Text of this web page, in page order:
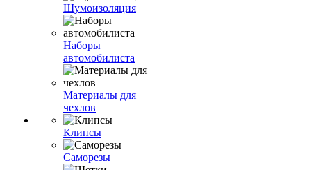
Шумоизоляция
Наборы
автомобилиста
Материалы для
чехлов
Клипсы
Саморезы